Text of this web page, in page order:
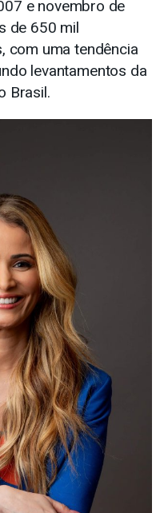
e novembro de
de 650 mil
com uma tendência
levantamentos da
Brasil.